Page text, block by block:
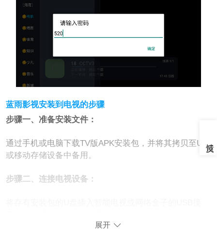
蓝雨影视安装到电视的步骤
步骤一、准备安装文件：
通过手机或电脑下载TV版APK安装包，并将其拷贝至U盘
或移动存储设备中备用。
步骤二、连接电视设备：
展开